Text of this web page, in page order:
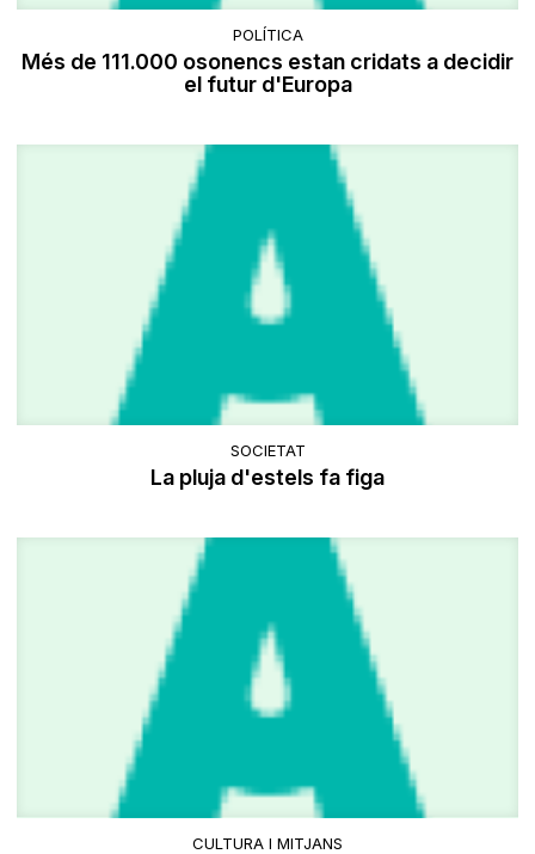
POLÍTICA
Més de 111.000 osonencs estan cridats a decidir
el futur d'Europa
SOCIETAT
La pluja d'estels fa figa
CULTURA I MITJANS